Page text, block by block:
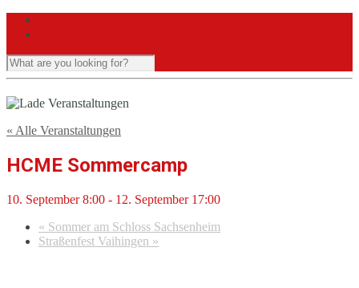
« Alle Veranstaltungen
HCME Sommercamp
10. September 8:00 - 12. September 17:00
« Sommer am Schloss Sachsenheim
Straßenfest Vaihingen »